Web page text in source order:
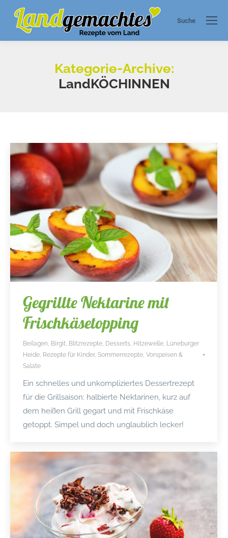
Search:
Suche
Kategorie-Archive:
LandKÖCHINNEN
Gegrillte Nektarine mit
Frischkäsetopping
Beilagen Birgit Blitzrezepte Desserts Hitzewelle Lüneburger
Heide Rezepte für Kinder, Sommerrezepte Vorspeisen &
Salate
Ein schnelles und unkompliziertes Dessertrezept
für die Grillsaison: halbierte Nektarinen, kurz auf
dem heißen Grill gegart und mit Frischkäse
getoppt. Simpel und doch unglaublich lecker!